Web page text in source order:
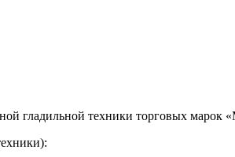
гладильной техники торговых марок